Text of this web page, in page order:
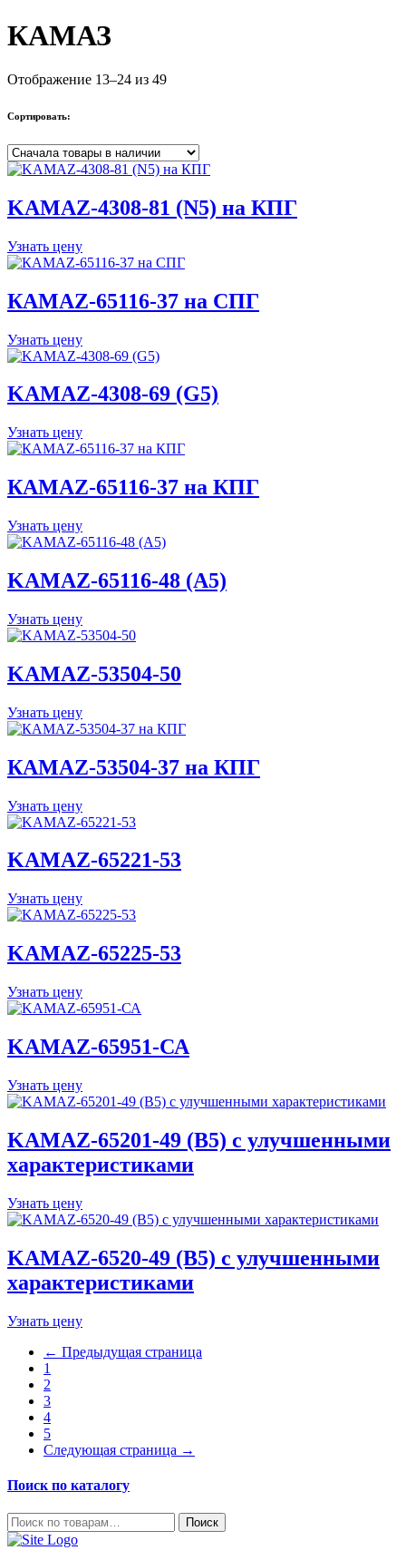
КАМАЗ
Отображение 13–24 из 49
Сортировать:
KAMAZ-4308-81 (N5) на КПГ
Узнать цену
КАМАZ-65116-37 на СПГ
Узнать цену
KAMAZ-4308-69 (G5)
Узнать цену
КАМАZ-65116-37 на КПГ
Узнать цену
KAMAZ-65116-48 (A5)
Узнать цену
KAMAZ-53504-50
Узнать цену
КАМАZ-53504-37 на КПГ
Узнать цену
KAMAZ-65221-53
Узнать цену
KAMAZ-65225-53
Узнать цену
KAMAZ-65951-СА
Узнать цену
KAMAZ-65201-49 (B5) с улучшенными
характеристиками
Узнать цену
KAMAZ-6520-49 (B5) с улучшенными
характеристиками
Узнать цену
← Предыдущая страница
1
2
3
4
5
Следующая страница →
Поиск по каталогу
Искать: Поиск